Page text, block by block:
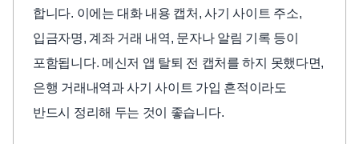
합니다. 이에는 대화 내용 캡처, 사기 사이트 주소,
입금자명, 계좌 거래 내역, 문자나 알림 기록 등이
포함됩니다. 메신저 앱 탈퇴 전 캡처를 하지 못했다면,
은행 거래내역과 사기 사이트 가입 흔적이라도
반드시 정리해 두는 것이 좋습니다.